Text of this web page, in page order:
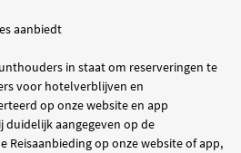
aanbiedt
in staat om reserveringen te
voor hotelverblijven en
op onze website en app
duidelijk aangegeven op de
Reisaanbieding op onze website of app,